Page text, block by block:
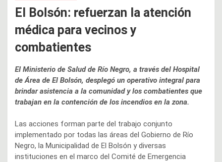
El Bolsón: refuerzan la atención
médica para vecinos y
combatientes
El Ministerio de Salud de Río Negro, a través del Hospital
de Área de El Bolsón, desplegó un operativo integral para
brindar asistencia a la comunidad y los combatientes que
trabajan en la contención de los incendios en la zona.
Las acciones forman parte del trabajo conjunto
implementado por todas las áreas del Gobierno de Río
Negro, la Municipalidad de El Bolsón y diversas
instituciones en el marco del Comité de Emergencia